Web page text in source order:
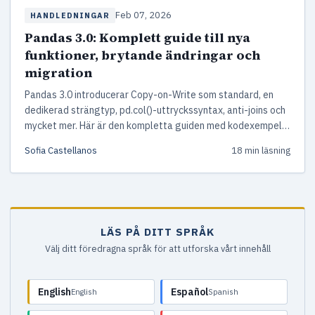
HANDLEDNINGAR Feb 07, 2026
Pandas 3.0: Komplett guide till nya
funktioner, brytande ändringar och
migration
Pandas 3.0 introducerar Copy-on-Write som standard, en
dedikerad strängtyp, pd.col()-uttryckssyntax, anti-joins och
mycket mer. Här är den kompletta guiden med kodexempel
Sofia Castellanos 18 min läsning
LÄS PÅ DITT SPRÅK
Välj ditt föredragna språk för att utforska vårt innehåll
EnglishEnglish EspañolSpanish